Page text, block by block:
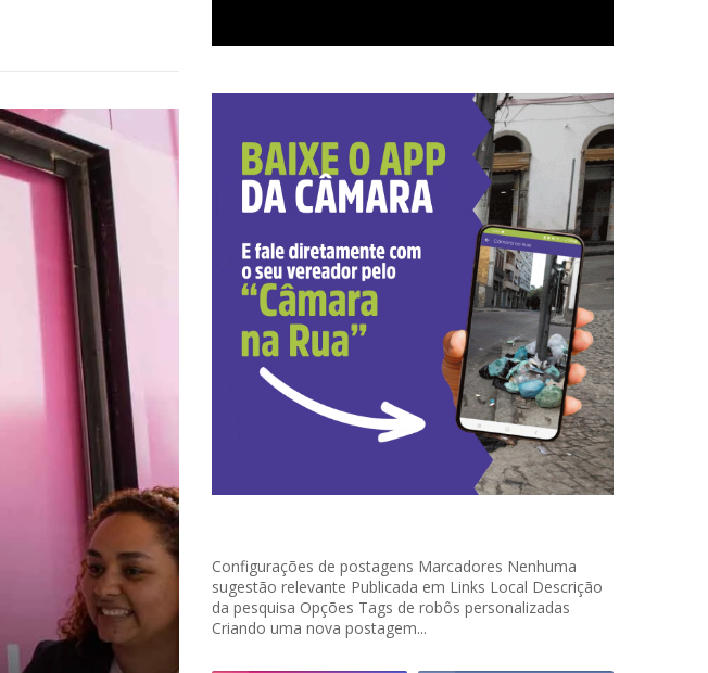
Configurações de postagens Marcadores Nenhuma
sugestão relevante Publicada em Links Local Descrição
da pesquisa Opções Tags de robôs personalizadas
Criando uma nova postagem...